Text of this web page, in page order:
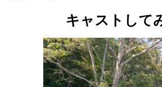
キャストして